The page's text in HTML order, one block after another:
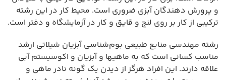
و پرورش دهندگان آبزی ضروری است. محیط کار در این رشته
ترکیبی از کار بر روی لنج و قایق و کار در آزمایشگاه و دفتر است.
رشته مهندسی منابع طبیعی بوم‌شناسی آبزیان شیلاتی ارشد
مناسب کسانی است که به ماهیها و آبزیان و اکوسیستم آبی
علاقه دارند. این افراد هرگز از دیدن یک گونه نادر ماهی و